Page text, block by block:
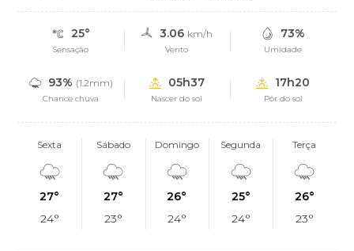
25°
Sensação
3.06 km/h
Vento
73%
Umidade
93% (1.2mm)
Chance chuva
05h37
Nascer do sol
17h20
Pôr do sol
Sexta
27°
24°
Sábado
27°
23°
Domingo
26°
24°
Segunda
25°
24°
Terça
26°
23°